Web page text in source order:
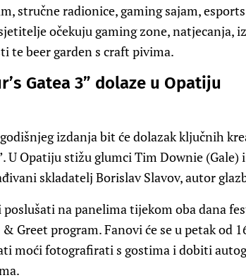
stručne radionice, gaming sajam,
očekuju gaming zone, natjecanja,
te beer garden s craft pivima.
Gatea 3” dolaze u Opatiju
izdanja bit će dolazak ključnih
U Opatiju stižu glumci Tim Downie
skladatelj Borislav Slavov, autor
na panelima tijekom oba dana
Greet program. Fanovi će se u petak od
moći fotografirati s gostima i dobiti